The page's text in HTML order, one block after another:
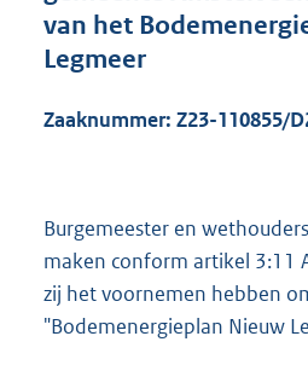
van het
Legmeer
Zaaknummer: Z23-110855/
Burgemeester en
maken conform artikel 3:11
zij het voornemen hebben
"Bodemenergieplan Nieuw